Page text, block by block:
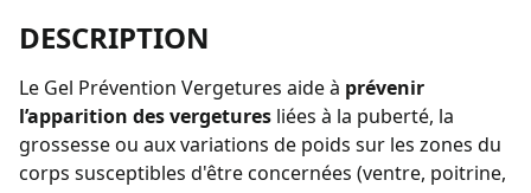
DESCRIPTION
Le Gel Prévention Vergetures aide à prévenir
l’apparition des vergetures liées à la puberté, la
grossesse ou aux variations de poids sur les zones du
corps susceptibles d'être concernées (ventre, poitrine,